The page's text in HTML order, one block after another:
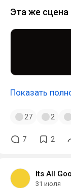
Эта же сцена
Показать
27 2
7 2
Its All
31 июля